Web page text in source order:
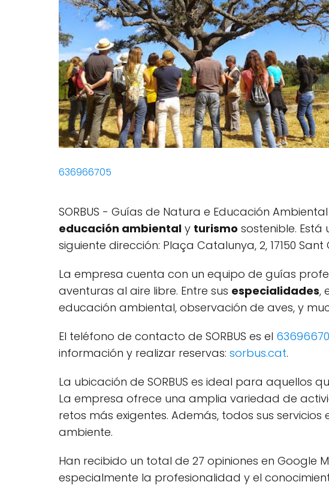
636966705
SORBUS - Guías de Natura e Educación
educación ambiental y turismo sostenible.
siguiente dirección: Plaça Catalunya, 2, 17150 Sant
La empresa cuenta con un equipo de guías
aventuras al aire libre. Entre sus especialidades,
educación ambiental, observación de aves, y
El teléfono de contacto de SORBUS es el
información y realizar reservas: sorbus.cat.
La ubicación de SORBUS es ideal para aquellos
La empresa ofrece una amplia variedad de
retos más exigentes. Además, todos sus
ambiente.
Han recibido un total de 27 opiniones en Google
especialmente la profesionalidad y el